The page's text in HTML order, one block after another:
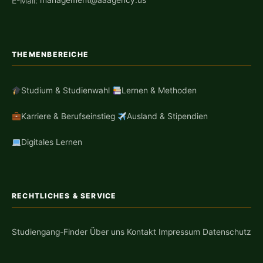
THEMENBEREICHE
Studium & Studienwahl Lernen & Methoden
Karriere & Berufseinstieg Ausland & Stipendien
Digitales Lernen
RECHTLICHES & SERVICE
Studiengang-Finder Über uns Kontakt Impressum Datenschutz